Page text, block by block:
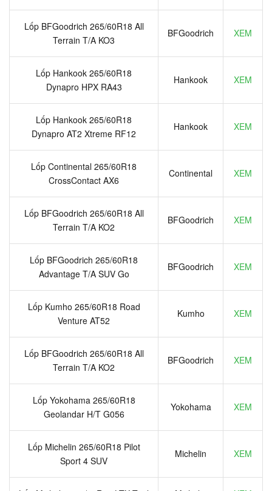
Lốp BFGoodrich 265/60R18 All
Terrain T/A KO3
BFGoodrich XEM
Lốp Hankook 265/60R18
Dynapro HPX RA43
Hankook XEM
Lốp Hankook 265/60R18
Dynapro AT2 Xtreme RF12
Hankook XEM
Lốp Continental 265/60R18
CrossContact AX6
Continental XEM
Lốp BFGoodrich 265/60R18 All
Terrain T/A KO2
BFGoodrich XEM
Lốp BFGoodrich 265/60R18
Advantage T/A SUV Go
BFGoodrich XEM
Lốp Kumho 265/60R18 Road
Venture AT52
Kumho XEM
Lốp BFGoodrich 265/60R18 All
Terrain T/A KO2
BFGoodrich XEM
Lốp Yokohama 265/60R18
Geolandar H/T G056
Yokohama XEM
Lốp Michelin 265/60R18 Pilot
Sport 4 SUV
Michelin XEM